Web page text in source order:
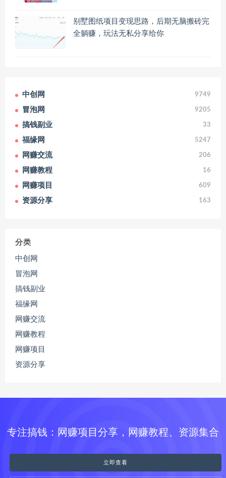
别墅图纸项目变现思路，后期无脑搬砖完
全躺赚，玩法无私分享给你
中创网 9749
冒泡网 9205
搞钱副业 33
福缘网 5247
网赚交流 206
网赚教程 16
网赚项目 609
资源分享 163
分类
中创网
冒泡网
搞钱副业
福缘网
网赚交流
网赚教程
网赚项目
资源分享
专注搞钱：网赚项目分享，网赚教程、资源集合
立即查看